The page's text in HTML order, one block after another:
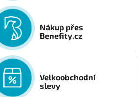
Nákup přes
Benefity.cz
Velkoobchodní
slevy